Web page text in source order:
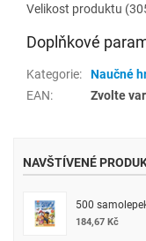
Velikost produktu
Doplňkové
Kategorie:
Naučné
EAN: Zvolte
NAVŠTÍVENÉ
500
184,67 Kč